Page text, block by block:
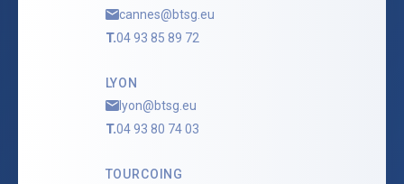
cannes@btsg.eu
T.04 93 85 89 72
LYON
lyon@btsg.eu
T.04 93 80 74 03
TOURCOING